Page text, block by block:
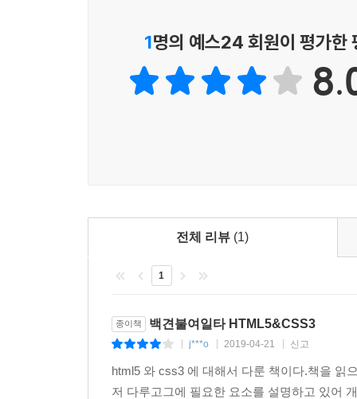
“이 책은 독특하게 1장에서 프로젝트가 등장하
CSS로 디자인을 이렇게 하는구나 하고 감이 팍
많은 책들이 HelloWorld 수준의 예제로 시작합
지루한 설명이 이어집니다. 이것이 우리가 보는
예제를 넣기로 하되, 하나하나 따라 하며 완성
홍보용 홈페이지로 사용해도 손색이 없습니다.
1명의 예스24 회원이 평가한
전체 리뷰 (1)
1
종이책 백견불여일타 HTML5&CSS3
j***o 2019-04-21 신고
html5 와 css3 에 대해서 다룬 책이다.책을 읽
저 다루고그에 필요한 요소를 설명하고 있어